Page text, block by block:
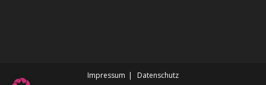
Impressum Datenschutz